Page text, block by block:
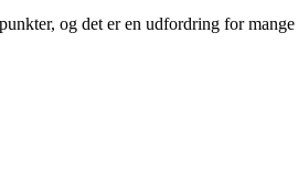
og det er en udfordring for